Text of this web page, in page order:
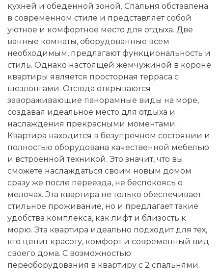
кухней и обеденной зоной. Спальня обставлена
в современном стиле и представляет собой
уютное и комфортное место для отдыха. Две
ванные комнаты, оборудованные всем
необходимым, предлагают функциональность и
стиль. Однако настоящей жемчужиной в короне
квартиры является просторная терраса с
шезлонгами. Отсюда открываются
завораживающие панорамные виды на море,
создавая идеальное место для отдыха и
наслаждения прекрасными моментами.
Квартира находится в безупречном состоянии и
полностью оборудована качественной мебелью
и встроенной техникой. Это значит, что вы
сможете наслаждаться своим новым домом
сразу же после переезда, не беспокоясь о
мелочах. Эта квартира не только обеспечивает
стильное проживание, но и предлагает такие
удобства комплекса, как лифт и близость к
морю. Эта квартира идеально подходит для тех,
кто ценит красоту, комфорт и современный вид
своего дома. С возможностью
переоборудования в квартиру с 2 спальнями.